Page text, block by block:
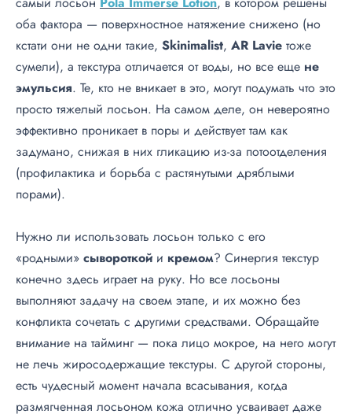
оба фактора — поверхностное натяжение снижено (но
кстати они не одни такие, Skinimalist, AR Lavie тоже
сумели), а текстура отличается от воды, но все еще не
эмульсия. Те, кто не вникает в это, могут подумать что это
просто тяжелый лосьон. На самом деле, он невероятно
эффективно проникает в поры и действует там как
задумано, снижая в них гликацию из-за потоотделения
(профилактика и борьба с растянутыми дряблыми
порами).
Нужно ли использовать лосьон только с его
«родными» сывороткой и кремом? Синергия текстур
конечно здесь играет на руку. Но все лосьоны
выполняют задачу на своем этапе, и их можно без
конфликта сочетать с другими средствами. Обращайте
внимание на тайминг — пока лицо мокрое, на него могут
не лечь жиросодержащие текстуры. С другой стороны,
есть чудесный момент начала всасывания, когда
размягченная лосьоном кожа отлично усваивает даже